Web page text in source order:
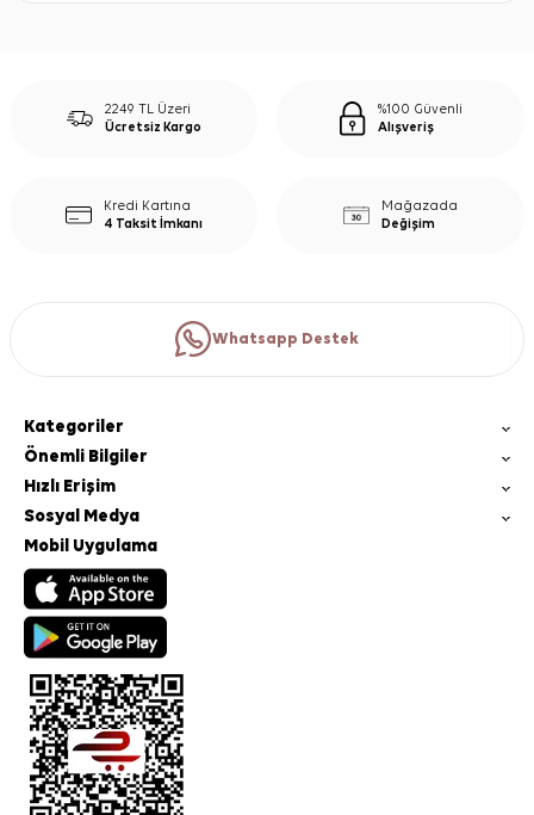
2249 TL Üzeri
Ücretsiz Kargo
%100 Güvenli
Alışveriş
Kredi Kartına
4 Taksit İmkanı
Mağazada
Değişim
Whatsapp Destek
Kategoriler
Önemli Bilgiler
Hızlı Erişim
Sosyal Medya
Mobil Uygulama